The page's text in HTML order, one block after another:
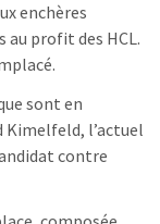
enchères
profit des HCL.
sont en
Kimelfeld, l’actuel
contre